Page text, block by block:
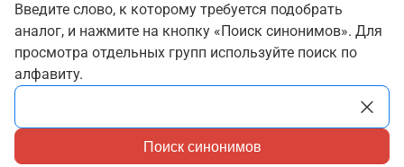
Введите слово, к которому требуется подобрать
аналог, и нажмите на кнопку «Поиск синонимов». Для
просмотра отдельных групп используйте поиск по
алфавиту.
Поиск синонимов